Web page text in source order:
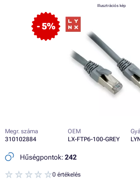
- 5%
Illusztrációs kép
Megr. száma
310102884
OEM
LX-FTP6-100-GREY
Hűségpontok: 242
0 értékelés